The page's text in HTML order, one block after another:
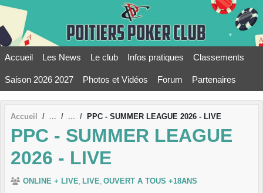
Accueil Les News Le club Infos pratiques Classements
Saison 2026 2027 Photos et Vidéos Forum Partenaires
Accueil PPC - SUMMER LEAGUE 2026 - LIVE
PPC - SUMMER LEAGUE
2026 - LIVE
ONLINE + LIVE LIVE OUVERT A TOUS +18ANS
Panneau de gestion des cookies